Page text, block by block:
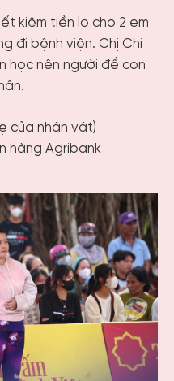
kiệm tiền lo cho 2 em
đi bệnh viện. Chị Chi
học nên người để con
của nhân vật)
hàng Agribank